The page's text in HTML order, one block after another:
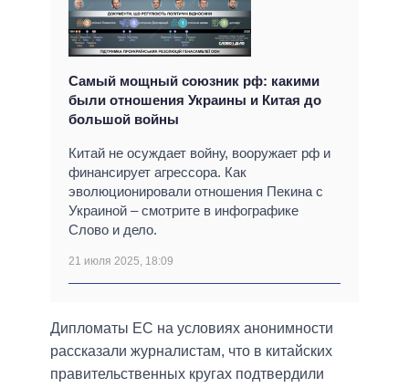
Самый мощный союзник рф: какими
были отношения Украины и Китая до
большой войны
Китай не осуждает войну, вооружает рф и
финансирует агрессора. Как
эволюционировали отношения Пекина с
Украиной – смотрите в инфографике
Слово и дело.
21 июля 2025, 18:09
Дипломаты ЕС на условиях анонимности
рассказали журналистам, что в китайских
правительственных кругах подтвердили